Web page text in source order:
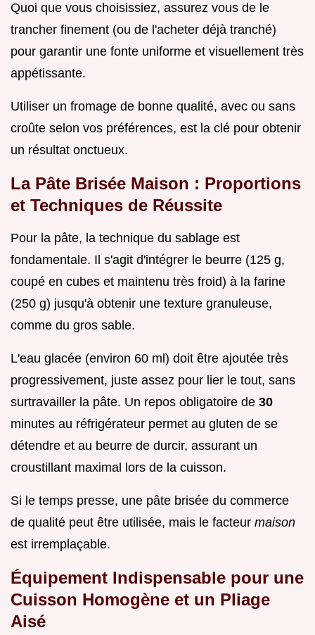
Quoi que vous choisissiez, assurez vous de le
trancher finement (ou de l'acheter déjà tranché)
pour garantir une fonte uniforme et visuellement très
appétissante.
Utiliser un fromage de bonne qualité, avec ou sans
croûte selon vos préférences, est la clé pour obtenir
un résultat onctueux.
La Pâte Brisée Maison : Proportions
et Techniques de Réussite
Pour la pâte, la technique du sablage est
fondamentale. Il s'agit d'intégrer le beurre (125 g,
coupé en cubes et maintenu très froid) à la farine
(250 g) jusqu'à obtenir une texture granuleuse,
comme du gros sable.
L'eau glacée (environ 60 ml) doit être ajoutée très
progressivement, juste assez pour lier le tout, sans
surtravailler la pâte. Un repos obligatoire de 30
minutes au réfrigérateur permet au gluten de se
détendre et au beurre de durcir, assurant un
croustillant maximal lors de la cuisson.
Si le temps presse, une pâte brisée du commerce
de qualité peut être utilisée, mais le facteur maison
est irremplaçable.
Équipement Indispensable pour une
Cuisson Homogène et un Pliage
Aisé